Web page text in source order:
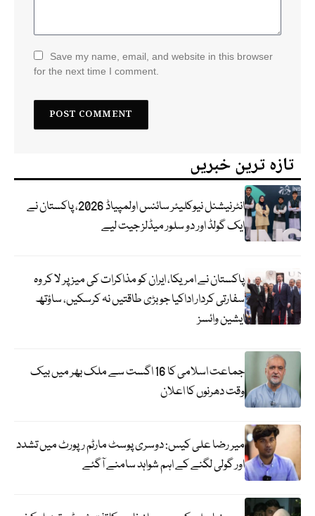
Save my name, email, and website in this browser
for the next time I comment.
تازہ ترین خبریں
انٹرنیشنل نیوکلیئر سائنس اولمپیاڈ 2026، پاکستان نے
ایک گولڈ اور دو سلور میڈلز جیت لیے
پاکستان نے امریکا، ایران کو مذاکرات کی میز پر لا کر وہ
سفارتی کردار اداکیا جو بڑی طاقتیں نہ کرسکیں، ساؤتھ
ایشین وائسز
جماعت اسلامی کا 16 اگست سے ملک بھر میں بیک
وقت دھرنوں کا اعلان
میر رضا علی کیس: دوسری پوسٹ مارٹم رپورٹ میں تشدد
اور گولی لگنے کے اہم شواہد سامنے آگئے